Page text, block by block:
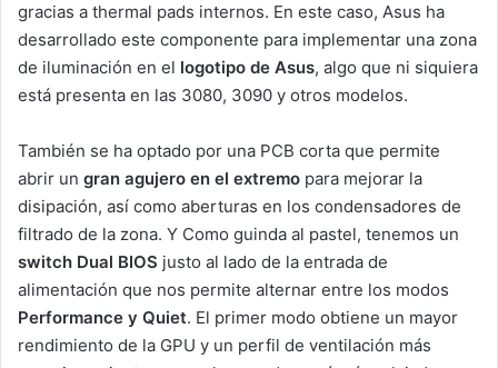
gracias a thermal pads internos. En este caso, Asus ha
desarrollado este componente para implementar una zona
de iluminación en el logotipo de Asus, algo que ni siquiera
está presenta en las 3080, 3090 y otros modelos.
También se ha optado por una PCB corta que permite
abrir un gran agujero en el extremo para mejorar la
disipación, así como aberturas en los condensadores de
filtrado de la zona. Y Como guinda al pastel, tenemos un
switch Dual BIOS justo al lado de la entrada de
alimentación que nos permite alternar entre los modos
Performance y Quiet. El primer modo obtiene un mayor
rendimiento de la GPU y un perfil de ventilación más